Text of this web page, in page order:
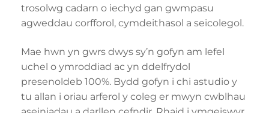
trosolwg cadarn o iechyd gan gwmpasu
agweddau corfforol, cymdeithasol a seicolegol.
Mae hwn yn gwrs dwys sy’n gofyn am lefel
uchel o ymroddiad ac yn ddelfrydol
presenoldeb 100%. Bydd gofyn i chi astudio y
tu allan i oriau arferol y coleg er mwyn cwblhau